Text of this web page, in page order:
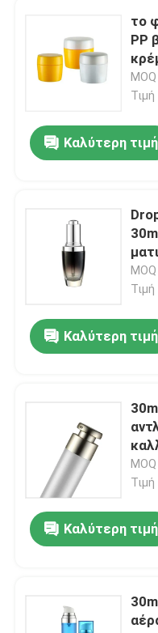
το
PP
Καλύτερη τιμή
Καλύτερη τιμή
τη
Καλύτερη τιμή